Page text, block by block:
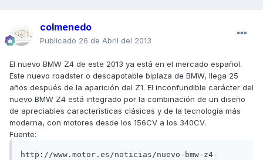
colmenedo
Publicado 26 de Abril del 2013
El nuevo BMW Z4 de este 2013 ya está en el mercado español.
Este nuevo roadster o descapotable biplaza de BMW, llega 25
años después de la aparición del Z1. El inconfundible carácter del
nuevo BMW Z4 está integrado por la combinación de un diseño
de apreciables características clásicas y de la tecnología más
moderna, con motores desde los 156CV a los 340CV.
Fuente:
http://www.motor.es/noticias/nuevo-bmw-z4-